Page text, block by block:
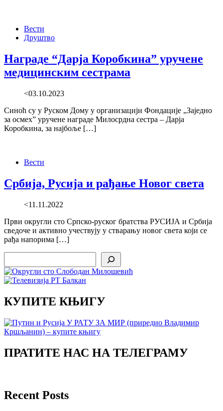
Вести
Друштво
Награде “Дарја Коробкина” уручене
медицинским сестрама
<03.10.2023
Синоћ су у Руском Дому у организацији Фондације „Заједно
за осмех” уручене награде Милосрдна сестра – Дарја
Коробкина, за најбоље […]
Вести
Србија, Русија и рађање Новог света
<11.11.2022
Први округли сто Српско-руског братства РУСИЈА и Србија
сведоче и активно учествују у стварању новог света који се
рађа напорима […]
КУПИТЕ КЊИГУ
ПРАТИТЕ НАС НА ТЕЛЕГРАМУ
Recent Posts